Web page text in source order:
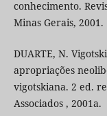
conhecimento.
Minas Gerais, 2001.
DUARTE, N.
apropriações
vigotskiana. 2 ed.
Associados , 2001a.